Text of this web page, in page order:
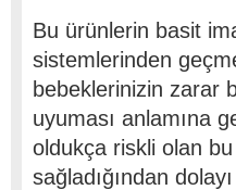
Bu ürünlerin basit
sistemlerinden
bebeklerinizin zarar
uyuması anlamına
oldukça riskli olan
sağladığından